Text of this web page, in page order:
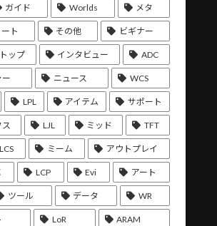
ガイド Worlds メタ
ト その他 ビギナー
トップ インタビュー ADC
ー ニュース WCS
LPL アイテム サポート
ス LJL ミッド TFT
LCS ミーム アウトプレイ
LCP Evi アート
ツール データ WR
LoR ARAM